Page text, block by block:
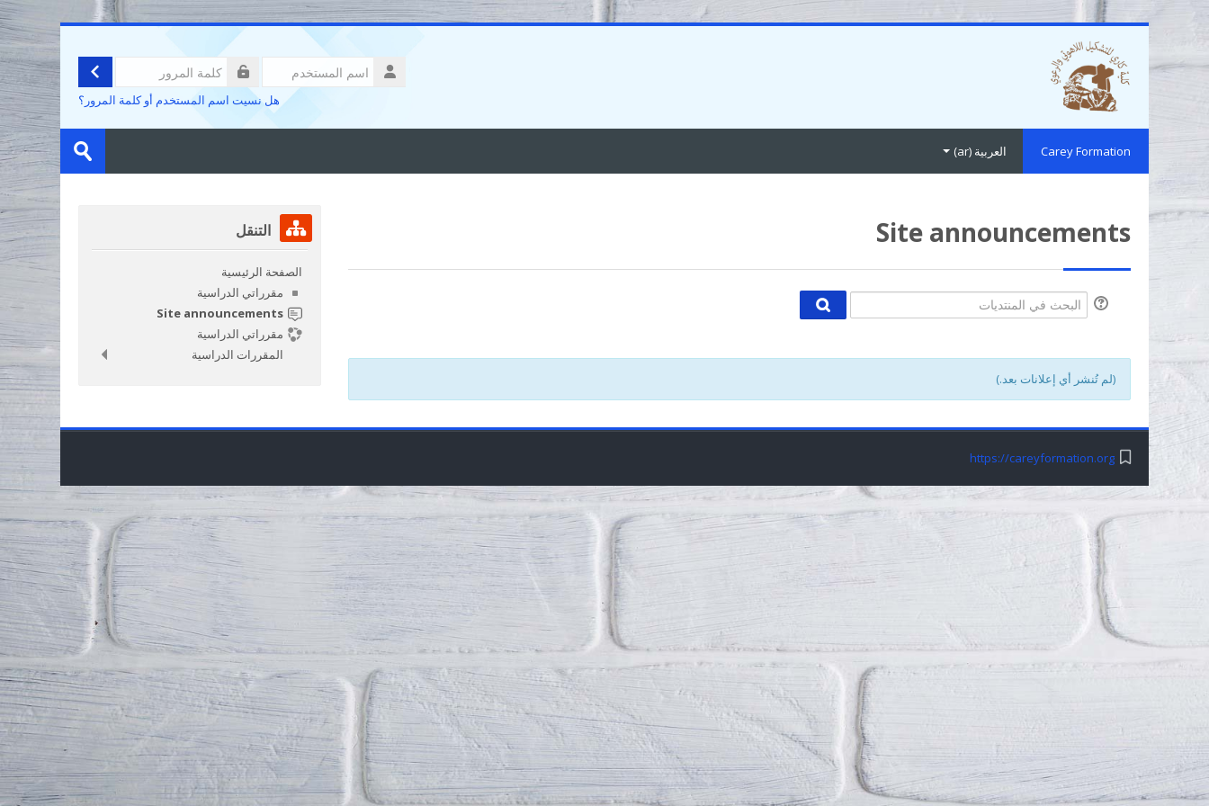
اسم
المستخدم
تسجيل
الدخول
هل نسيت اسم المستخدم أو كلمة المرور؟
Carey Formation العربية ‎(ar)‎
المقررات
تسليم
Site announcements
البحث في المنتديات
البحث في المنتديات
(لم تُنشر أي إعلانات بعد.)
تجاوز التنقل
التنقل
الصفحة الرئيسية
مقرراتي الدراسية
Site announcements
مقرراتي الدراسية
المقررات الدراسية
https://careyformation.org